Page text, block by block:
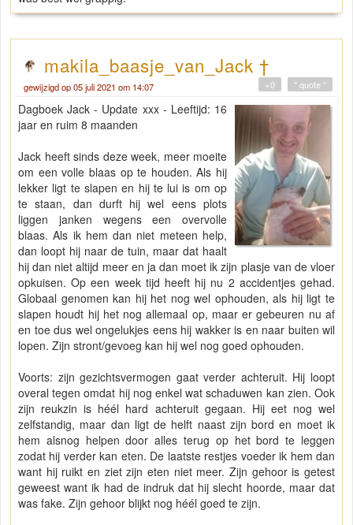
makila_baasje_van_Jack †
gewijzigd op 05 juli 2021 om 14:07 " quote "
+0
Dagboek Jack - Update xxx - Leeftijd: 16
jaar en ruim 8 maanden
Jack heeft sinds deze week, meer moeite
om een volle blaas op te houden. Als hij
lekker ligt te slapen en hij te lui is om op
te staan, dan durft hij wel eens plots
liggen janken wegens een overvolle
blaas. Als ik hem dan niet meteen help,
dan loopt hij naar de tuin, maar dat haalt
hij dan niet altijd meer en ja dan moet ik zijn plasje van de vloer
opkuisen. Op een week tijd heeft hij nu 2 accidentjes gehad.
Globaal genomen kan hij het nog wel ophouden, als hij ligt te
slapen houdt hij het nog allemaal op, maar er gebeuren nu af
en toe dus wel ongelukjes eens hij wakker is en naar buiten wil
lopen. Zijn stront/gevoeg kan hij wel nog goed ophouden.
Voorts: zijn gezichtsvermogen gaat verder achteruit. Hij loopt
overal tegen omdat hij nog enkel wat schaduwen kan zien. Ook
zijn reukzin is héél hard achteruit gegaan. Hij eet nog wel
zelfstandig, maar dan ligt de helft naast zijn bord en moet ik
hem alsnog helpen door alles terug op het bord te leggen
zodat hij verder kan eten. De laatste restjes voeder ik hem dan
want hij ruikt en ziet zijn eten niet meer. Zijn gehoor is getest
geweest want ik had de indruk dat hij slecht hoorde, maar dat
was fake. Zijn gehoor blijkt nog héél goed te zijn.